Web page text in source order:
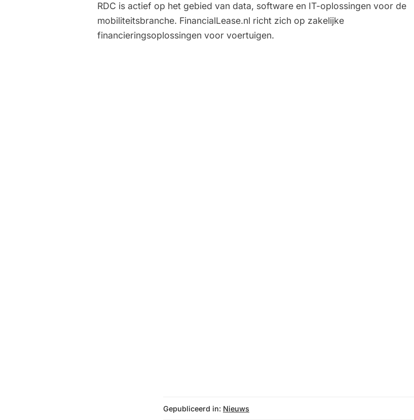
RDC is actief op het gebied van data, software en IT-oplossingen voor de
mobiliteitsbranche. FinancialLease.nl richt zich op zakelijke
financieringsoplossingen voor voertuigen.
Gepubliceerd in: Nieuws